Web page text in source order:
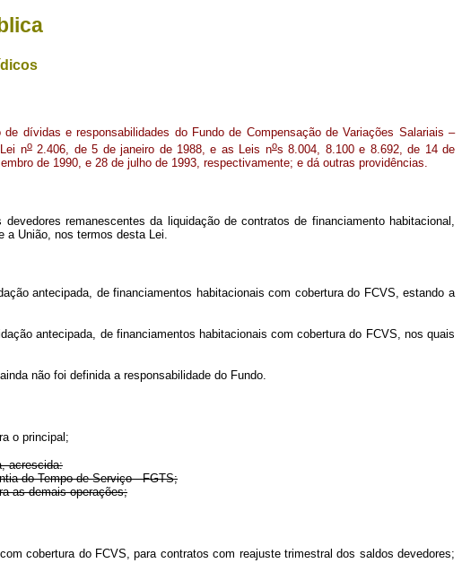
de dívidas e responsabilidades do Fundo de Compensação de Variações Salariais –
no2.406, de 5 de janeiro de 1988, e as Leis nos 8.004, 8.100 e 8.692, de 14 de
de 1990, e 28 de julho de 1993, respectivamente; e dá outras providências.
remanescentes da liquidação de contratos de financiamento habitacional,
União, nos termos desta Lei.
antecipada, de financiamentos habitacionais com cobertura do FCVS, estando a
antecipada, de financiamentos habitacionais com cobertura do FCVS, nos quais
não foi definida a responsabilidade do Fundo.
o principal;
acrescida:
do Tempo de Serviço - FGTS;
as demais operações;
cobertura do FCVS, para contratos com reajuste trimestral dos saldos devedores;